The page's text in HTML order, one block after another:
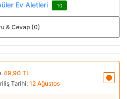
Ev Aletleri 10
& Cevap (0)
49,90 TL
Tarihi: 12 Ağustos